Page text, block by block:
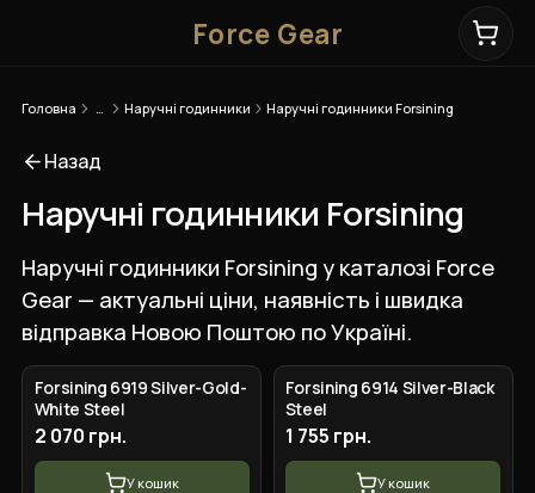
Force Gear
Головна Наручні годинники Наручні годинники Forsining
Назад
Наручні годинники Forsining
Наручні годинники Forsining у каталозі Force
Gear — актуальні ціни, наявність і швидка
відправка Новою Поштою по Україні.
Forsining 6919 Silver-Gold-
White Steel
2 070 грн.
У кошик
Forsining 6914 Silver-Black
Steel
1 755 грн.
У кошик